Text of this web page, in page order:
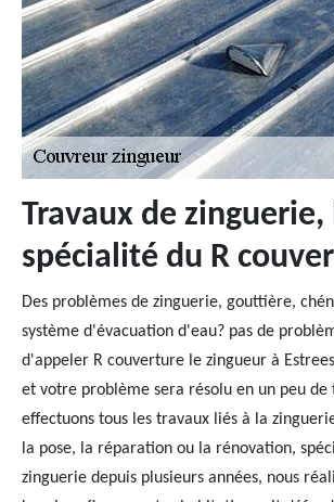
Travaux de zinguerie,
spécialité du R
Des problèmes de zinguerie, gouttière,
système d'évacuation d'eau? pas de
d'appeler R couverture le zingueur à
et votre problème sera résolu en un peu de
effectuons tous les travaux liés à la
la pose, la réparation ou la rénovation,
zinguerie depuis plusieurs années, nous